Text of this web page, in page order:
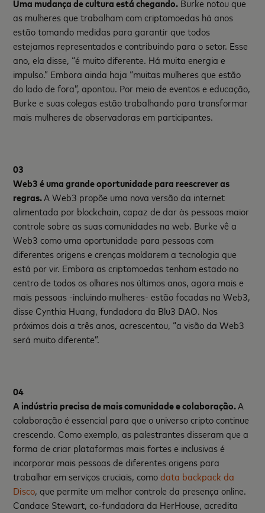
Uma mudançade culturaestá chegando. Burke notou que
as mulheres que trabalham com criptomoedas há anos
estão tomando medidas para garantir que todos
estejamos representados e contribuindo para o setor. Esse
ano, ela disse, “é muito diferente. Há muita energia e
impulso.” Embora ainda haja “muitas mulheres que estão
do lado de fora”, apontou. Por meio de eventos e educação,
Burke e suas colegas estão trabalhando para transformar
mais mulheres de observadoras em participantes.
03
Web3é uma grande oportunidade para reescrever as
regras.A Web3 propõe uma nova versão da internet
alimentada por blockchain, capaz de dar às pessoas maior
controle sobre as suas comunidades na web. Burke vê a
Web3 como uma oportunidade para pessoas com
diferentes origens e crenças moldarem a tecnologia que
está por vir. Embora as criptomoedas tenham estado no
centro de todos os olhares nos últimos anos, agora mais e
mais pessoas -incluindo mulheres- estão focadas na Web3,
disse Cynthia Huang, fundadora da Blu3 DAO. Nos
próximos dois a três anos, acrescentou, “a visão da Web3
será muito diferente”.
04
A indústria precisa de mais comunidade e colaboração.A
colaboração é essencial para que o universo cripto continue
crescendo. Como exemplo, as palestrantes disseram que a
forma de criar plataformas mais fortes e inclusivas é
incorporar mais pessoas de diferentes origens para
trabalhar em serviços cruciais, comodata backpack da
Disco, que permite um melhor controle da presença online.
Candace Stewart, co-fundadora da HerHouse, acredita